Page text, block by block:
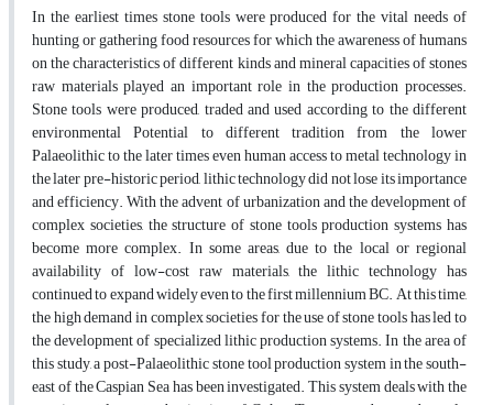
In the earliest times stone tools were produced for the vital needs of
hunting or gathering food resources for which the awareness of humans
on the characteristics of different kinds and mineral capacities of stones
raw materials played an important role in the production processes.
Stone tools were produced, traded and used according to the different
environmental Potential to different tradition from the lower
Palaeolithic to the later times even human access to metal technology in
the later pre-historic period, lithic technology did not lose its importance
and efficiency. With the advent of urbanization and the development of
complex societies, the structure of stone tools production systems has
become more complex. In some areas, due to the local or regional
availability of low-cost raw materials, the lithic technology has
continued to expand widely even to the first millennium BC. At this time,
the high demand in complex societies for the use of stone tools has led to
the development of specialized lithic production systems. In the area of
this study, a post-Palaeolithic stone tool production system in the south-
east of the Caspian Sea has been investigated. This system deals with the